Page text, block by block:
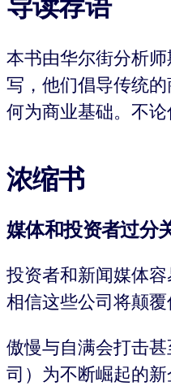
本书由华尔街分析师
写，他们倡导传统
何为商业基础。不论
浓缩书
媒体和投资者过分
投资者和新闻媒体
相信这些公司将颠覆
傲慢与自满会打击
司）为不断崛起的